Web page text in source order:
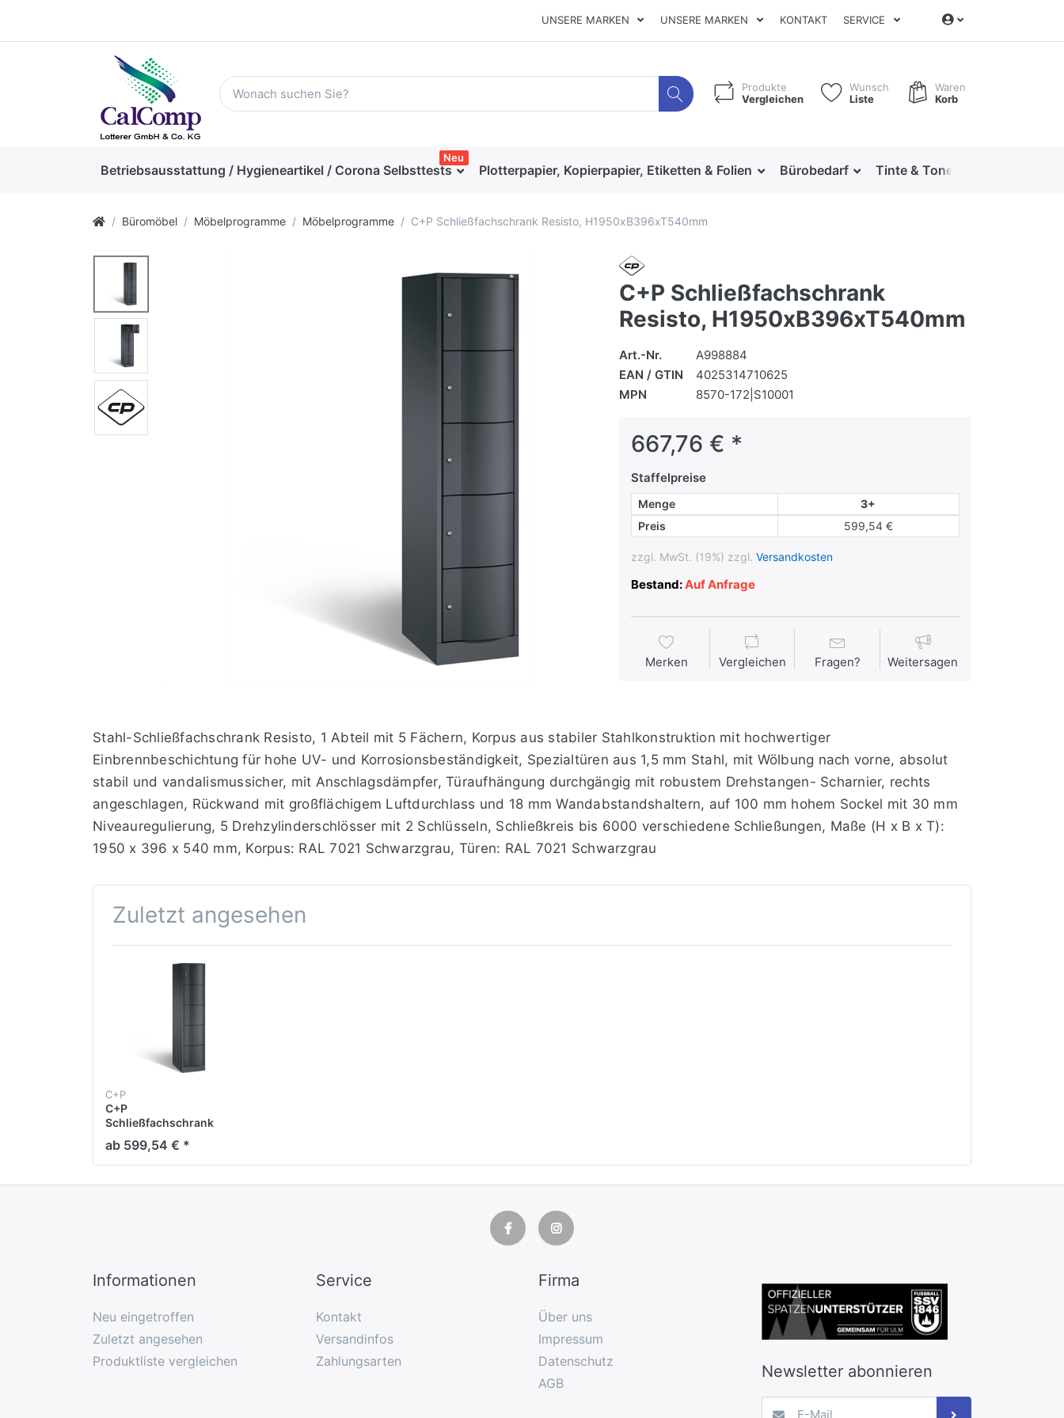
UNSERE MARKEN UNSERE MARKEN KONTAKT SERVICE
Produkte
Vergleichen
Wunsch
Liste
Waren
Korb
Betriebsausstattung / Hygieneartikel / Corona Selbsttests
Neu
Plotterpapier, Kopierpapier, Etiketten & Folien Bürobedarf Tinte & Toner
Büromöbel Möbelprogramme Möbelprogramme C+P Schließfachschrank Resisto, H1950xB396xT540mm
C+P Schließfachschrank
Resisto, H1950xB396xT540mm
Art.-Nr.
A998884
EAN / GTIN
4025314710625
MPN
8570-172|S10001
667,76 € *
Staffelpreise
Menge
3+
Preis
599,54 €
zzgl. MwSt. (19%) zzgl. Versandkosten
Bestand:Auf Anfrage
Merken Vergleichen Fragen? Weitersagen
Stahl-Schließfachschrank Resisto, 1 Abteil mit 5 Fächern, Korpus aus stabiler Stahlkonstruktion mit hochwertiger
Einbrennbeschichtung für hohe UV- und Korrosionsbeständigkeit, Spezialtüren aus 1,5 mm Stahl, mit Wölbung nach vorne, absolut
stabil und vandalismussicher, mit Anschlagsdämpfer, Türaufhängung durchgängig mit robustem Drehstangen- Scharnier, rechts
angeschlagen, Rückwand mit großflächigem Luftdurchlass und 18 mm Wandabstandshaltern, auf 100 mm hohem Sockel mit 30 mm
Niveauregulierung, 5 Drehzylinderschlösser mit 2 Schlüsseln, Schließkreis bis 6000 verschiedene Schließungen, Maße (H x B x T):
1950 x 396 x 540 mm, Korpus: RAL 7021 Schwarzgrau, Türen: RAL 7021 Schwarzgrau
Zuletzt angesehen
C+P
C+P
Schließfachschrank
ab 599,54 € *
Informationen
Neu eingetroffen
Zuletzt angesehen
Produktliste vergleichen
Service
Kontakt
Versandinfos
Zahlungsarten
Firma
Über uns
Impressum
Datenschutz
AGB
Newsletter abonnieren